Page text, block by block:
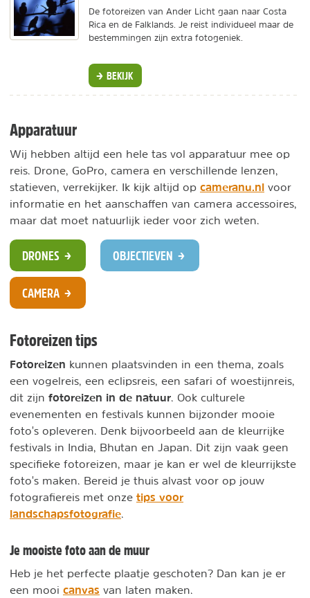
De fotoreizen van Ander Licht gaan naar Costa
Rica en de Falklands. Je reist individueel maar de
bestemmingen zijn extra fotogeniek.
BEKIJK
Apparatuur
Wij hebben altijd een hele tas vol apparatuur mee op
reis. Drone, GoPro, camera en verschillende lenzen,
statieven, verrekijker. Ik kijk altijd op cameranu.nl voor
informatie en het aanschaffen van camera accessoires,
maar dat moet natuurlijk ieder voor zich weten.
DRONES OBJECTIEVEN
CAMERA
Fotoreizen tips
Fotoreizen kunnen plaatsvinden in een thema, zoals
een vogelreis, een eclipsreis, een safari of woestijnreis,
dit zijn fotoreizen in de natuur . Ook culturele
evenementen en festivals kunnen bijzonder mooie
foto's opleveren. Denk bijvoorbeeld aan de kleurrijke
festivals in India, Bhutan en Japan. Dit zijn vaak geen
specifieke fotoreizen, maar je kan er wel de kleurrijkste
foto's maken. Bereid je thuis alvast voor op jouw
fotografiereis met onze tips voor
landschapsfotografie
Je mooiste foto aan de muur
Heb je het perfecte plaatje geschoten? Dan kan je er
een mooi canvas van laten maken.